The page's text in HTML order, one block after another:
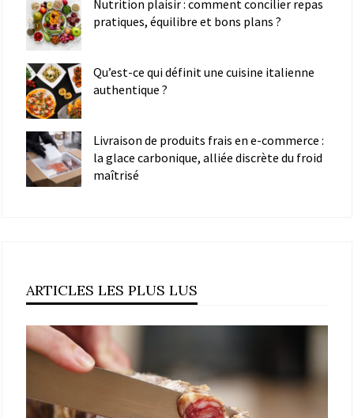
Nutrition plaisir : comment concilier repas
pratiques, équilibre et bons plans ?
Qu’est-ce qui définit une cuisine italienne
authentique ?
Livraison de produits frais en e-commerce :
la glace carbonique, alliée discrète du froid
maîtrisé
ARTICLES LES PLUS LUS